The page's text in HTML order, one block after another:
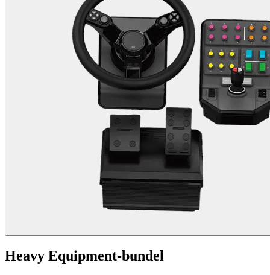
Heavy Equipment-bundel